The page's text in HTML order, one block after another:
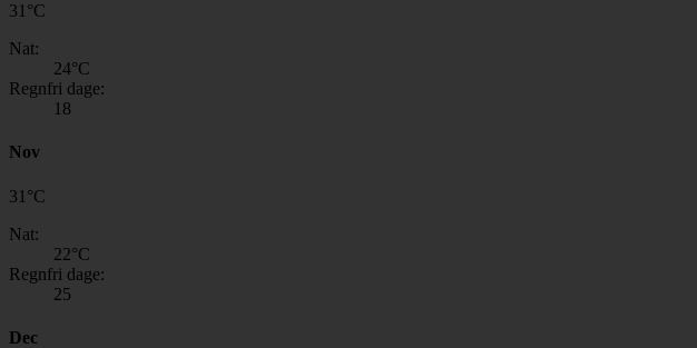
31 °C
Nat:
24°C
Regnfri dage:
18
Nov
31 °C
Nat:
22°C
Regnfri dage:
25
Dec